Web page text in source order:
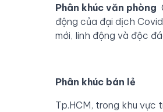
Phân khúc văn phòng
động của đại dịch
mới, linh động và độc
Phân khúc bán lẻ
Tp.HCM, trong khu vực